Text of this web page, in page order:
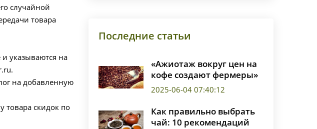
случайной
товара
указываются на
на добавленную
товара скидок по
Последние статьи
«Ажиотаж вокруг цен на
кофе создают фермеры»
2025-06-04 07:40:12
Как правильно выбрать
чай: 10 рекомендаций